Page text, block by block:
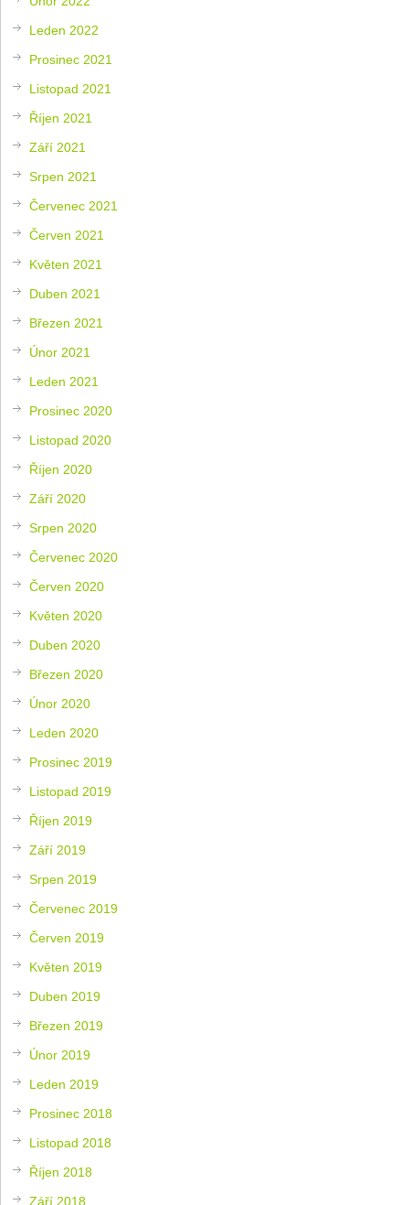
Leden 2022
Prosinec 2021
Listopad 2021
Říjen 2021
Září 2021
Srpen 2021
Červenec 2021
Červen 2021
Květen 2021
Duben 2021
Březen 2021
Únor 2021
Leden 2021
Prosinec 2020
Listopad 2020
Říjen 2020
Září 2020
Srpen 2020
Červenec 2020
Červen 2020
Květen 2020
Duben 2020
Březen 2020
Únor 2020
Leden 2020
Prosinec 2019
Listopad 2019
Říjen 2019
Září 2019
Srpen 2019
Červenec 2019
Červen 2019
Květen 2019
Duben 2019
Březen 2019
Únor 2019
Leden 2019
Prosinec 2018
Listopad 2018
Říjen 2018
Září 2018